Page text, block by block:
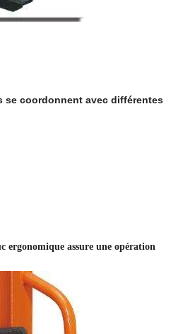
se coordonnent avec différentes
ergonomique assure une opération